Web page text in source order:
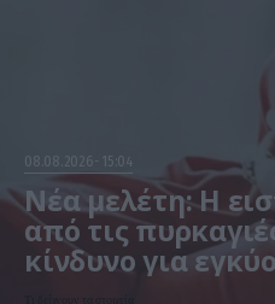
08.08.2026 15:04
Νέα μελέτη: Η
από τις
κίνδυνο για